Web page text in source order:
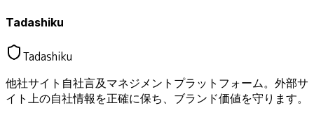
Tadashiku
Tadashiku
他社サイト自社言及マネジメントプラットフォーム。外部サ
イト上の自社情報を正確に保ち、ブランド価値を守ります。